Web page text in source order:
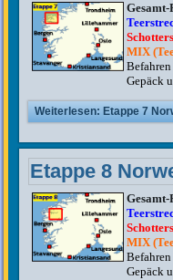
Gesamt-
MIX
Gepäck
Weiterlesen: Etappe 7
Etappe 8
Gesamt-
MIX
Gepäck